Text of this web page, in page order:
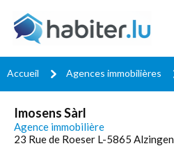
Accueil Agences immobilières
Imosens Sàrl
Agence immobilière
23 Rue de Roeser L-5865 Alzingen